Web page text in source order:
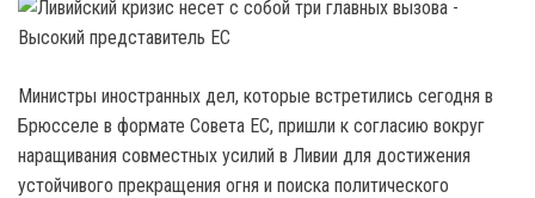
Министры иностранных дел, которые встретились сегодня в
Брюсселе в формате Совета ЕС, пришли к согласию вокруг
наращивания совместных усилий в Ливии для достижения
устойчивого прекращения огня и поиска политического